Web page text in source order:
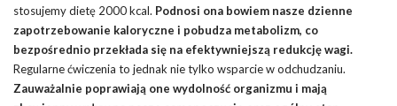
stosujemy dietę 2000 kcal. Podnosi ona bowiem nasze dzienne
zapotrzebowanie kaloryczne i pobudza metabolizm, co
bezpośrednio przekłada się na efektywniejszą redukcję wagi.
Regularne ćwiczenia to jednak nie tylko wsparcie w odchudzaniu.
Zauważalnie poprawiają one wydolność organizmu i mają